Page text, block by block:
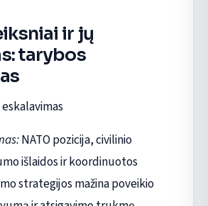
ir jų
tarybos
NATO pozicija, civilinio
išlaidos ir koordinuotos
strategijos mažina poveikio